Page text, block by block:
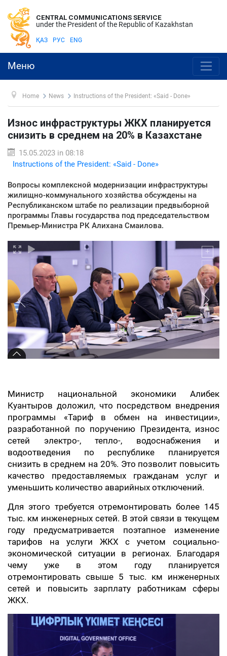
CENTRAL COMMUNICATIONS SERVICE
under the President of the Republic of Kazakhstan
ҚАЗ РУС ENG
Меню
Home News Instructions of the President: «Said - Done»
Износ инфраструктуры ЖКХ планируется
снизить в среднем на 20% в Казахстане
15.05.2023 in 08:18
Instructions of the President: «Said - Done»
Вопросы комплексной модернизации инфраструктуры
жилищно-коммунального хозяйства обсуждены на
Республиканском штабе по реализации предвыборной
программы Главы государства под председательством
Премьер-Министра РК Алихана Смаилова.
Министр национальной экономики Алибек
Куантыров доложил, что посредством внедрения
программы «Тариф в обмен на инвестиции»,
разработанной по поручению Президента, износ
сетей электро-, тепло-, водоснабжения и
водоотведения по республике планируется
снизить в среднем на 20%. Это позволит повысить
качество предоставляемых гражданам услуг и
уменьшить количество аварийных отключений.
Для этого требуется отремонтировать более 145
тыс. км инженерных сетей. В этой связи в текущем
году предусматривается поэтапное изменение
тарифов на услуги ЖКХ с учетом социально-
экономической ситуации в регионах. Благодаря
чему уже в этом году планируется
отремонтировать свыше 5 тыс. км инженерных
сетей и повысить зарплату работникам сферы
ЖКХ.